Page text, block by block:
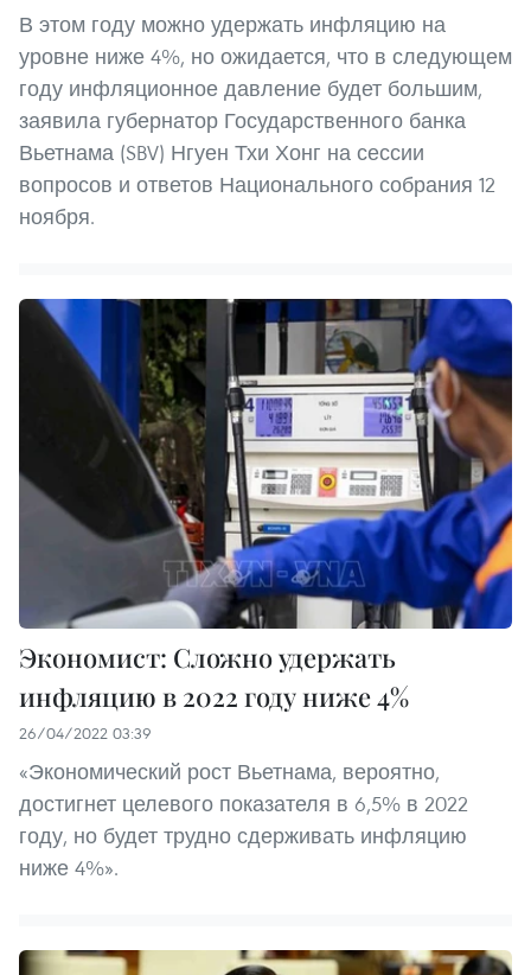
В этом году можно удержать инфляцию на
уровне ниже 4%, но ожидается, что в следующем
году инфляционное давление будет большим,
заявила губернатор Государственного банка
Вьетнама (SBV) Нгуен Тхи Хонг на сессии
вопросов и ответов Национального собрания 12
ноября.
Экономист: Сложно удержать
инфляцию в 2022 году ниже 4%
26/04/2022 03:39
«Экономический рост Вьетнама, вероятно,
достигнет целевого показателя в 6,5% в 2022
году, но будет трудно сдерживать инфляцию
ниже 4%».